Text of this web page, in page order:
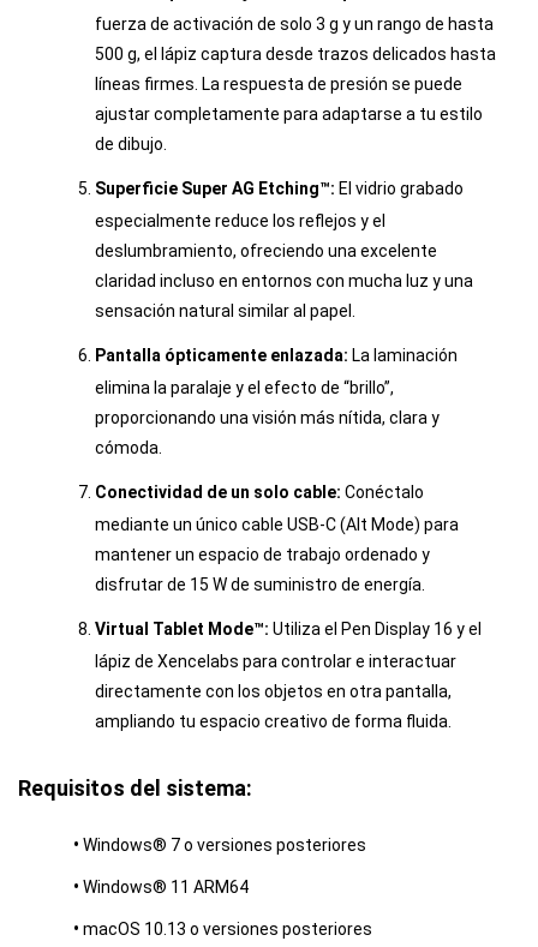
fuerza de activación de solo 3 g y un rango de hasta
500 g, el lápiz captura desde trazos delicados hasta
líneas firmes. La respuesta de presión se puede
ajustar completamente para adaptarse a tu estilo
de dibujo.
Superficie Super AG Etching™: El vidrio grabado
especialmente reduce los reflejos y el
deslumbramiento, ofreciendo una excelente
claridad incluso en entornos con mucha luz y una
sensación natural similar al papel.
Pantalla ópticamente enlazada: La laminación
elimina la paralaje y el efecto de “brillo”,
proporcionando una visión más nítida, clara y
cómoda.
Conectividad de un solo cable: Conéctalo
mediante un único cable USB-C (Alt Mode) para
mantener un espacio de trabajo ordenado y
disfrutar de 15 W de suministro de energía.
Virtual Tablet Mode™: Utiliza el Pen Display 16 y el
lápiz de Xencelabs para controlar e interactuar
directamente con los objetos en otra pantalla,
ampliando tu espacio creativo de forma fluida.
Requisitos del sistema:
• Windows® 7 o versiones posteriores
• Windows® 11 ARM64
• macOS 10.13 o versiones posteriores